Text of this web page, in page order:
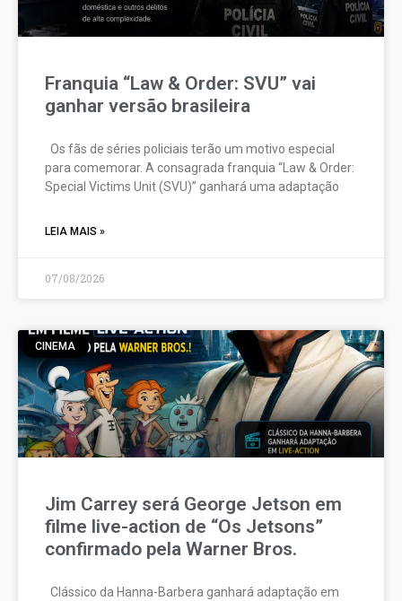
Franquia “Law & Order: SVU” vai
ganhar versão brasileira
Os fãs de séries policiais terão um motivo especial
para comemorar. A consagrada franquia “Law & Order:
Special Victims Unit (SVU)” ganhará uma adaptação
LEIA MAIS »
07/08/2026
CINEMA
Jim Carrey será George Jetson em
filme live-action de “Os Jetsons”
confirmado pela Warner Bros.
Clássico da Hanna-Barbera ganhará adaptação em